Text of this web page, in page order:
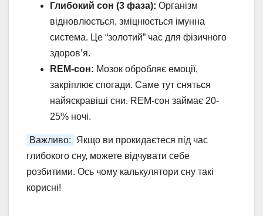
Глибокий сон (3 фаза): Організм
відновлюється, зміцнюється імунна
система. Це “золотий” час для фізичного
здоров’я.
REM-сон: Мозок обробляє емоції,
закріплює спогади. Саме тут сняться
найяскравіші сни. REM-сон займає 20-
25% ночі.
Важливо:
Якщо ви прокидаєтеся під час
глибокого сну, можете відчувати себе
розбитими. Ось чому калькулятори сну такі
корисні!